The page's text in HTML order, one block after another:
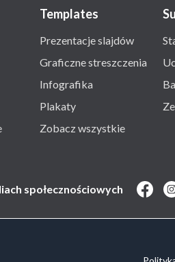
Templates
Prezentacje slajdów
Graficzne streszczenia
Infografika
Plakaty
Zobacz wszystkie
społecznościowych